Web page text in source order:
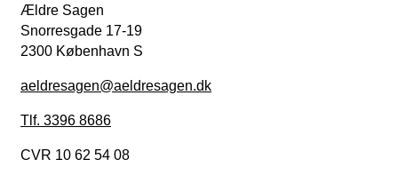
Ældre Sagen
Snorresgade 17-19
2300 København S
aeldresagen@aeldresagen.dk
Tlf. 3396 8686
CVR 10 62 54 08